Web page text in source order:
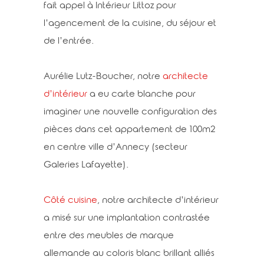
fait appel à Intérieur Littoz pour
l’agencement de la cuisine, du séjour et
de l’entrée.
Aurélie Lutz-Boucher, notre architecte
d’intérieura eu carte blanche pour
imaginer une nouvelle configuration des
pièces dans cet appartement de 100m2
en centre ville d’Annecy (secteur
Galeries Lafayette).
Côté cuisine, notre architecte d’intérieur
a misé sur une implantation contrastée
entre des meubles de marque
allemande au coloris blanc brillant alliés